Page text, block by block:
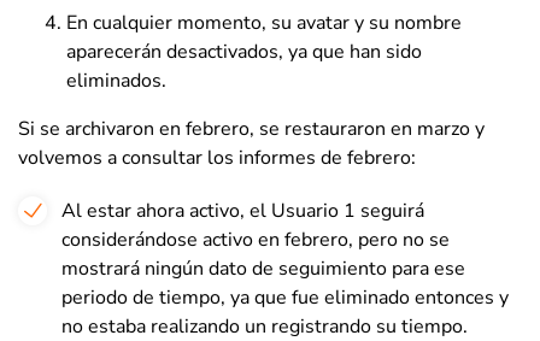
En cualquier momento, su avatar y su nombre
aparecerán desactivados, ya que han sido
eliminados.
Si se archivaron en febrero, se restauraron en marzo y
volvemos a consultar los informes de febrero:
Al estar ahora activo, el Usuario 1 seguirá
considerándose activo en febrero, pero no se
mostrará ningún dato de seguimiento para ese
periodo de tiempo, ya que fue eliminado entonces y
no estaba realizando un registrando su tiempo.